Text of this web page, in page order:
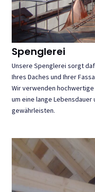
Spenglerei
Unsere Spenglerei sorgt
Ihres Daches und Ihrer
Wir verwenden
um eine lange
gewährleisten.